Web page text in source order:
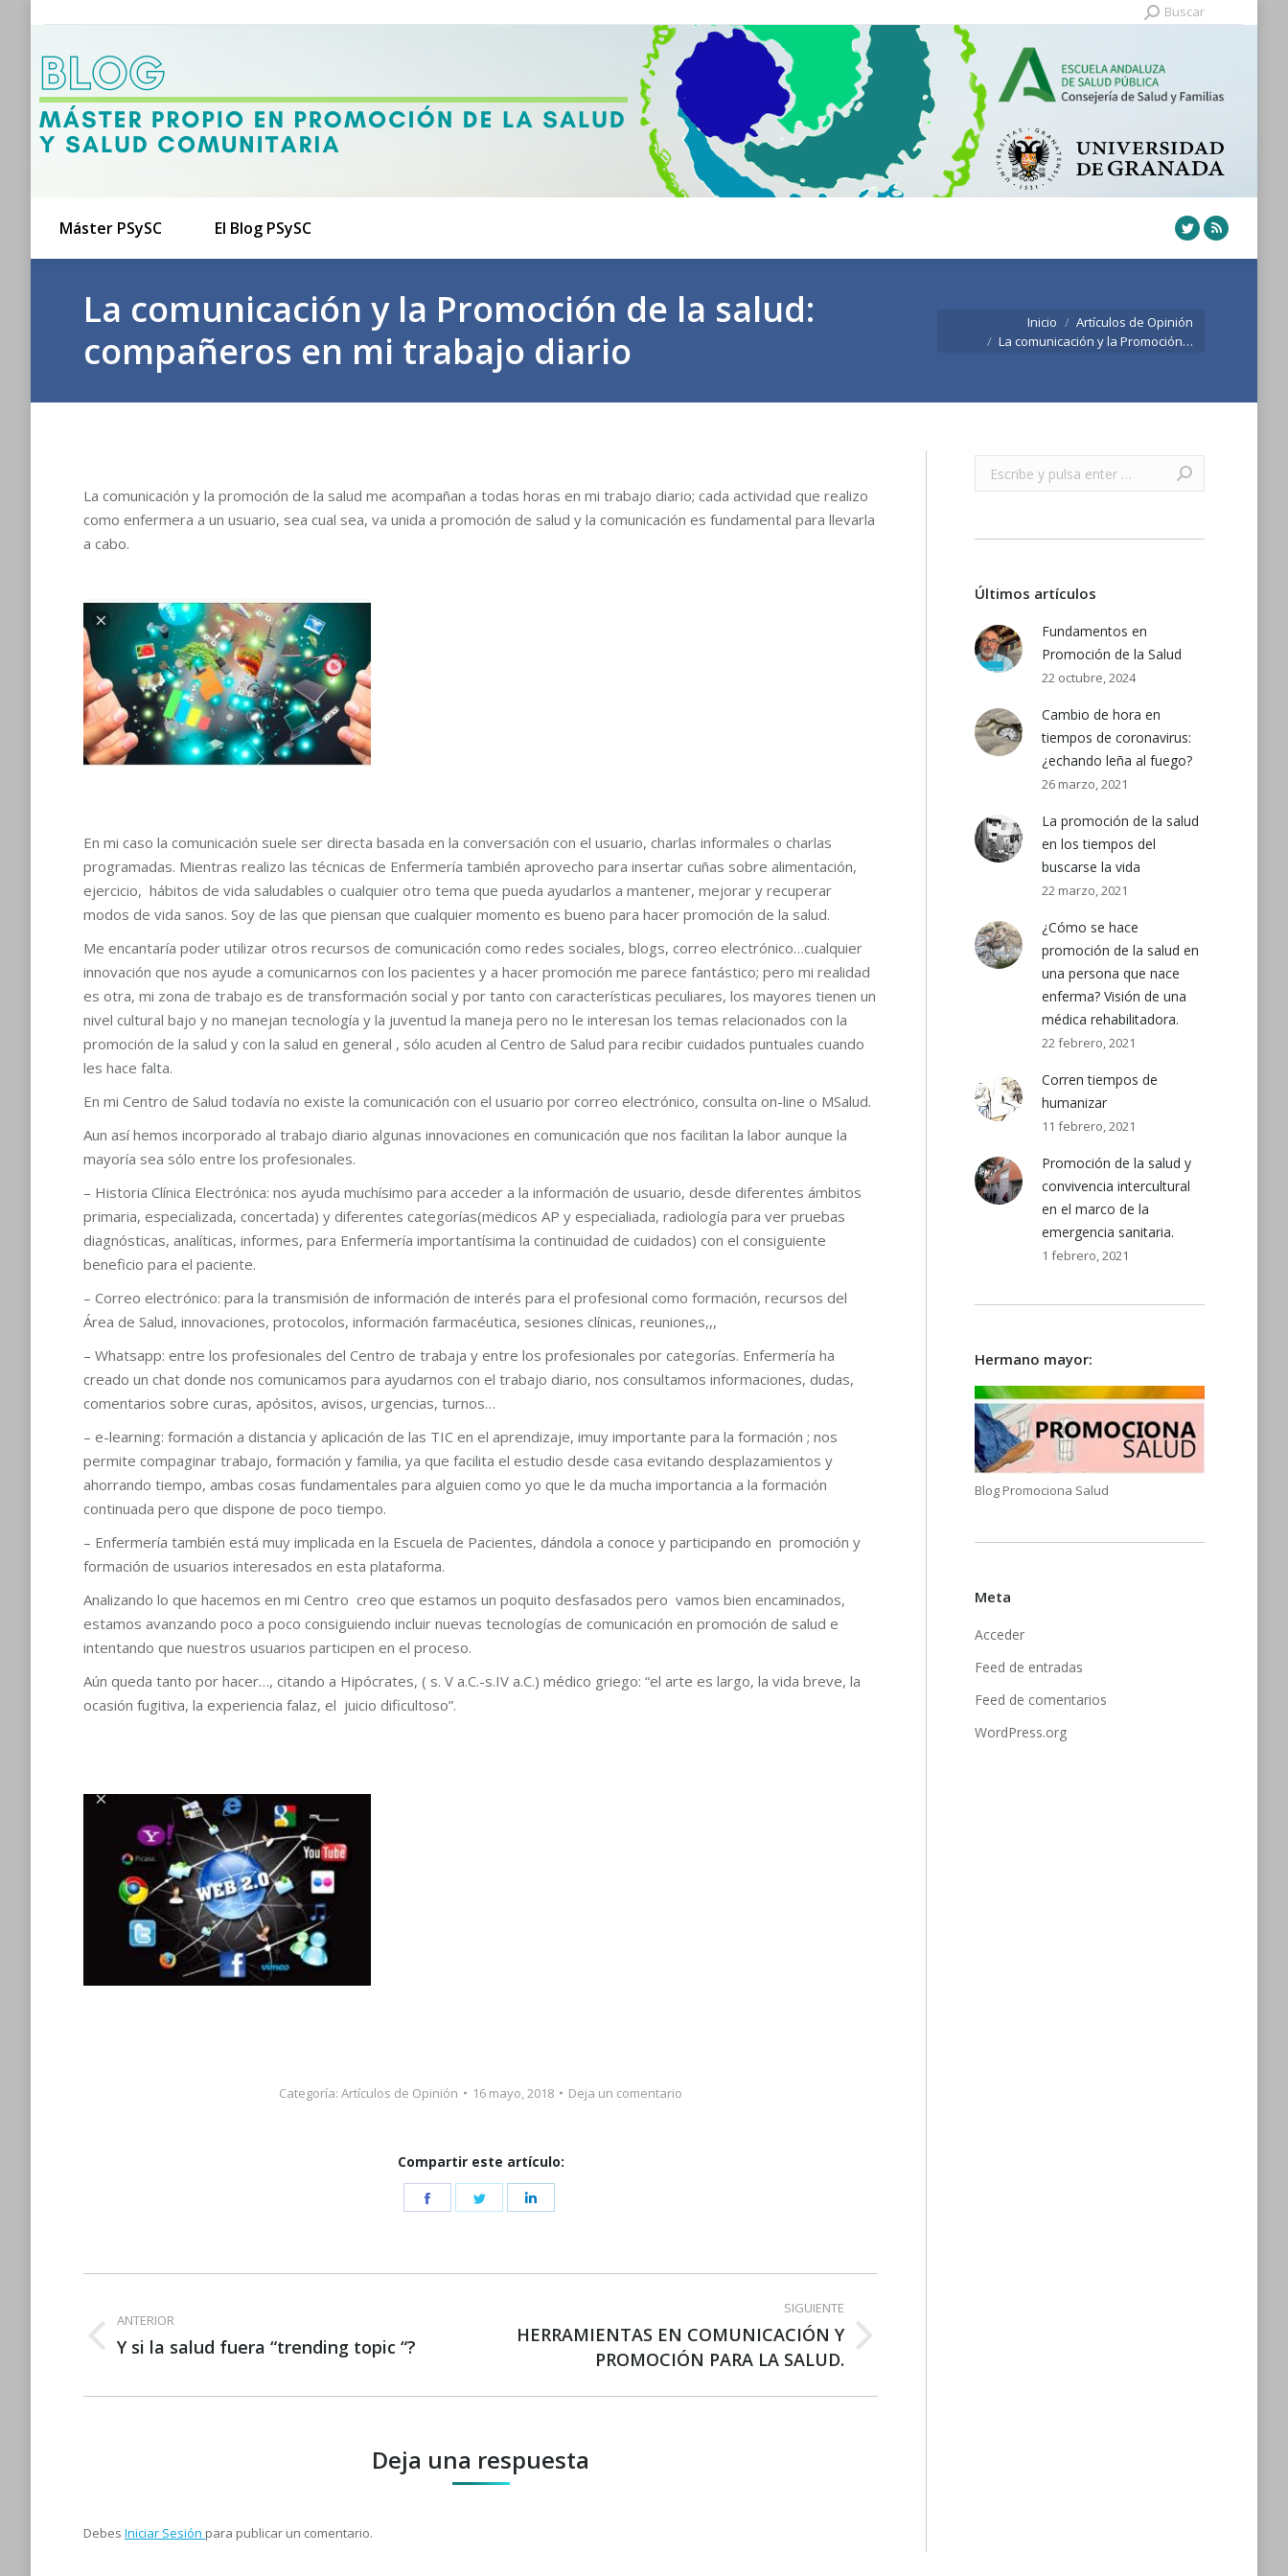
Buscar:Buscar
Máster PSySC El Blog PSySC Twitter
Rss
La comunicación y la Promoción de la salud:
compañeros en mi trabajo diario
Inicio
Artículos de Opinión
La comunicación y la Promoción…
La comunicación y la promoción de la salud me acompañan a todas horas en mi trabajo diario; cada actividad que realizo
como enfermera a un usuario, sea cual sea, va unida a promoción de salud y la comunicación es fundamental para llevarla
a cabo.
En mi caso la comunicación suele ser directa basada en la conversación con el usuario, charlas informales o charlas
programadas. Mientras realizo las técnicas de Enfermería también aprovecho para insertar cuñas sobre alimentación,
ejercicio, hábitos de vida saludables o cualquier otro tema que pueda ayudarlos a mantener, mejorar y recuperar
modos de vida sanos. Soy de las que piensan que cualquier momento es bueno para hacer promoción de la salud.
Me encantaría poder utilizar otros recursos de comunicación como redes sociales, blogs, correo electrónico…cualquier
innovación que nos ayude a comunicarnos con los pacientes y a hacer promoción me parece fantástico; pero mi realidad
es otra, mi zona de trabajo es de transformación social y por tanto con características peculiares, los mayores tienen un
nivel cultural bajo y no manejan tecnología y la juventud la maneja pero no le interesan los temas relacionados con la
promoción de la salud y con la salud en general , sólo acuden al Centro de Salud para recibir cuidados puntuales cuando
les hace falta.
En mi Centro de Salud todavía no existe la comunicación con el usuario por correo electrónico, consulta on-line o MSalud.
Aun así hemos incorporado al trabajo diario algunas innovaciones en comunicación que nos facilitan la labor aunque la
mayoría sea sólo entre los profesionales.
– Historia Clínica Electrónica: nos ayuda muchísimo para acceder a la información de usuario, desde diferentes ámbitos
primaria, especializada, concertada) y diferentes categorías(mëdicos AP y especialiada, radiología para ver pruebas
diagnósticas, analíticas, informes, para Enfermería importantísima la continuidad de cuidados) con el consiguiente
beneficio para el paciente.
– Correo electrónico: para la transmisión de información de interés para el profesional como formación, recursos del
Área de Salud, innovaciones, protocolos, información farmacéutica, sesiones clínicas, reuniones,,,
– Whatsapp: entre los profesionales del Centro de trabaja y entre los profesionales por categorías. Enfermería ha
creado un chat donde nos comunicamos para ayudarnos con el trabajo diario, nos consultamos informaciones, dudas,
comentarios sobre curas, apósitos, avisos, urgencias, turnos…
– e-learning: formación a distancia y aplicación de las TIC en el aprendizaje, imuy importante para la formación ; nos
permite compaginar trabajo, formación y familia, ya que facilita el estudio desde casa evitando desplazamientos y
ahorrando tiempo, ambas cosas fundamentales para alguien como yo que le da mucha importancia a la formación
continuada pero que dispone de poco tiempo.
– Enfermería también está muy implicada en la Escuela de Pacientes, dándola a conoce y participando en promoción y
formación de usuarios interesados en esta plataforma.
Analizando lo que hacemos en mi Centro creo que estamos un poquito desfasados pero vamos bien encaminados,
estamos avanzando poco a poco consiguiendo incluir nuevas tecnologías de comunicación en promoción de salud e
intentando que nuestros usuarios participen en el proceso.
Aún queda tanto por hacer…, citando a Hipócrates, ( s. V a.C.-s.IV a.C.) médico griego: “el arte es largo, la vida breve, la
ocasión fugitiva, la experiencia falaz, el juicio dificultoso”.
Categoría:Artículos de Opinión 16 mayo, 2018 Deja un comentario
Compartir este artículo:
Share Share
entre
ANTERIOR
Publicación
Y si la salud fuera “trending topic “?
SIGUIENTE
Publicación
HERRAMIENTAS EN COMUNICACIÓN Y
PROMOCIÓN PARA LA SALUD.
Deja una respuesta
Debes Iniciar Sesión para publicar un comentario.
Buscar:
Últimos artículos
Fundamentos en
Promoción de la Salud
22 octubre, 2024
Cambio de hora en
tiempos de coronavirus:
¿echando leña al fuego?
26 marzo, 2021
La promoción de la salud
en los tiempos del
buscarse la vida
22 marzo, 2021
¿Cómo se hace
promoción de la salud en
una persona que nace
enferma? Visión de una
médica rehabilitadora.
22 febrero, 2021
Corren tiempos de
humanizar
11 febrero, 2021
Promoción de la salud y
convivencia intercultural
en el marco de la
emergencia sanitaria.
1 febrero, 2021
Hermano mayor:
Blog Promociona Salud
Meta
Acceder
Feed de entradas
Feed de comentarios
WordPress.org
Máster PSySC El Blog PSySC